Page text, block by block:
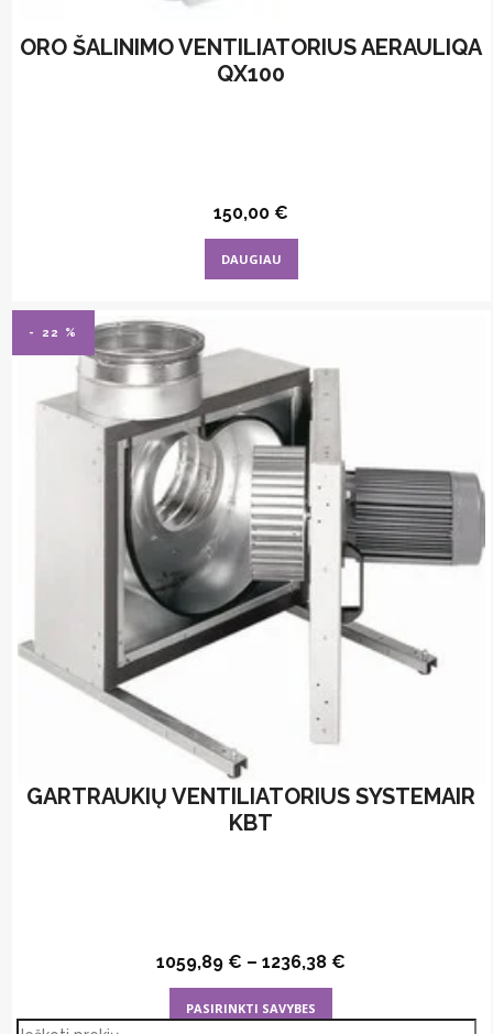
ORO ŠALINIMO VENTILIATORIUS AERAULIQA
QX100
150,00 €
DAUGIAU
- 22 %
GARTRAUKIŲ VENTILIATORIUS SYSTEMAIR
KBT
1059,89 € –1236,38 €
PASIRINKTI SAVYBES